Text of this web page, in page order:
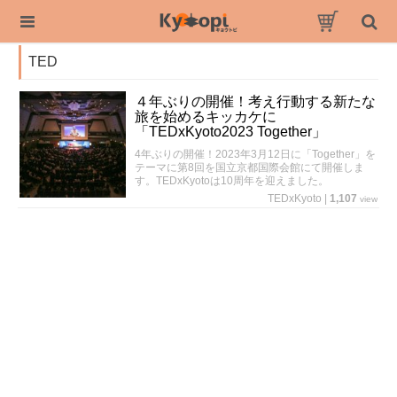
TED
４年ぶりの開催！考え行動する新たな
旅を始めるキッカケに
「TEDxKyoto2023 Together」
4年ぶりの開催！2023年3月12日に「Together」を
テーマに第8回を国立京都国際会館にて開催しま
す。TEDxKyotoは10周年を迎えました。
TEDxKyoto
1,107 view